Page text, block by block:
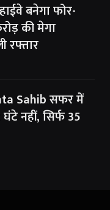
बनेगा फोर-
की मेगा
रफ्तार
Sahib सफर में
नहीं, सिर्फ 35